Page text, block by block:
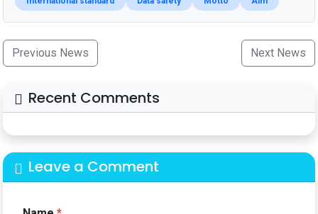
Previous News Next News
Recent Comments
Leave a Comment